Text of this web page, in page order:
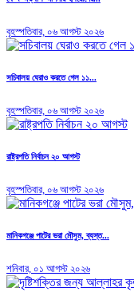
বৃহস্পতিবার, ০৬ আগস্ট ২০২৬
সচিবালয় ঘেরাও করতে গেল ১১...
বৃহস্পতিবার, ০৬ আগস্ট ২০২৬
রাষ্ট্রপতি নির্বাচন ২০ আগস্ট
বৃহস্পতিবার, ০৬ আগস্ট ২০২৬
মানিকগঞ্জে পাটের ভরা মৌসুম, ব্যস্ত...
শনিবার, ০১ আগস্ট ২০২৬